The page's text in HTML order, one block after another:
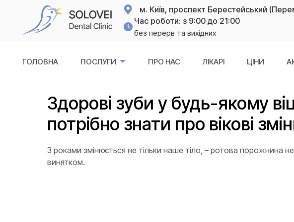
м. Київ, проспект Берестейський
Час роботи: з 9:00 до 21:00
без перерв та вихідних
ГОЛОВНА ПОСЛУГИ ПРО НАС ЛІКАРІ ЦІНИ
Здорові зуби у будь-якому
потрібно знати про вікові
З роками змінюється не тільки наше тіло, – ротова порожнина
винятком.